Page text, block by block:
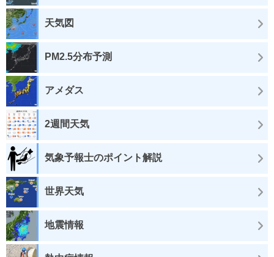
天気図
PM2.5分布予測
アメダス
2週間天気
気象予報士のポイント解説
世界天気
地震情報